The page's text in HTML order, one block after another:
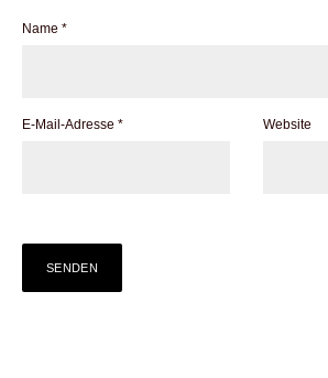
Name *
E-Mail-Adresse * Website